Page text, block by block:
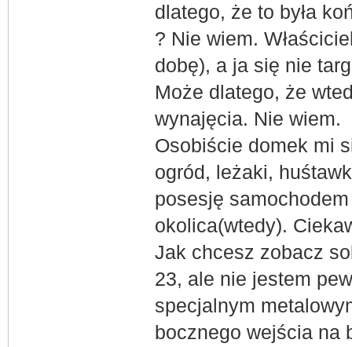
dlatego, że to była
? Nie wiem.
dobę), a ja się nie
Może dlatego, że
wynajęcia. Nie wiem.
Osobiście domek mi
ogród, leżaki,
posesję
okolica(wtedy).
Jak chcesz zobacz
23, ale nie jestem
specjalnym
bocznego wejścia na